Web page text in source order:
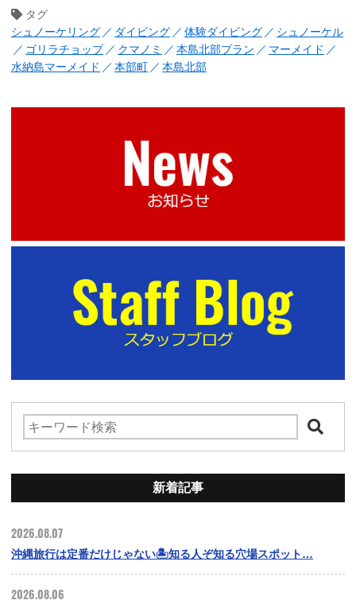
タグ
シュノーケリング
ダイビング 体験ダイビング
シュノーケル
ゴリラチョップ
クマノミ 本島北部プラン
マーメイド
水納島マーメイド
本部町 本島北部
新着記事
2026.08.07
沖縄旅行は定番だけじゃない🏝️知る人ぞ知る穴場スポット…
2026.08.06